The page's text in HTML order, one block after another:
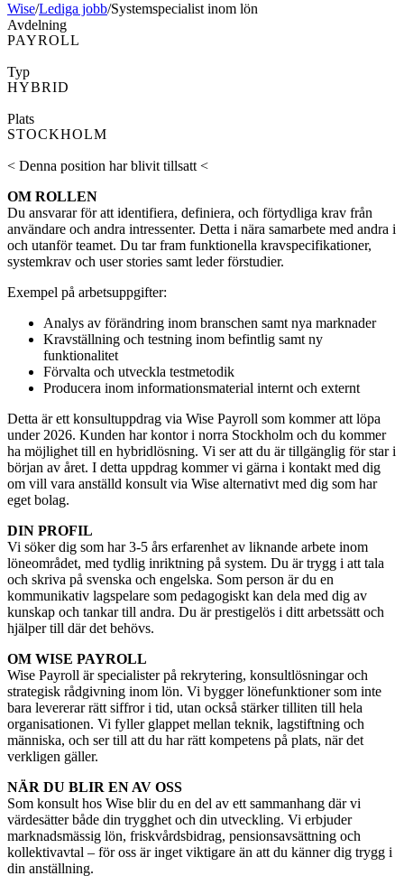
Wise/Lediga jobb/Systemspecialist inom lön
Avdelning
PAYROLL
Typ
HYBRID
Plats
STOCKHOLM
< Denna position har blivit tillsatt <
OM ROLLEN
Du ansvarar för att identifiera, definiera, och förtydliga krav från
användare och andra intressenter. Detta i nära samarbete med andra i
och utanför teamet. Du tar fram funktionella kravspecifikationer,
systemkrav och user stories samt leder förstudier.
Exempel på arbetsuppgifter:
Analys av förändring inom branschen samt nya marknader
Kravställning och testning inom befintlig samt ny
funktionalitet
Förvalta och utveckla testmetodik
Producera inom informationsmaterial internt och externt
Detta är ett konsultuppdrag via Wise Payroll som kommer att löpa
under 2026. Kunden har kontor i norra Stockholm och du kommer
ha möjlighet till en hybridlösning. Vi ser att du är tillgänglig för star i
början av året. I detta uppdrag kommer vi gärna i kontakt med dig
om vill vara anställd konsult via Wise alternativt med dig som har
eget bolag.
DIN PROFIL
Vi söker dig som har 3-5 års erfarenhet av liknande arbete inom
löneområdet, med tydlig inriktning på system. Du är trygg i att tala
och skriva på svenska och engelska. Som person är du en
kommunikativ lagspelare som pedagogiskt kan dela med dig av
kunskap och tankar till andra. Du är prestigelös i ditt arbetssätt och
hjälper till där det behövs.
OM WISE PAYROLL
Wise Payroll är specialister på rekrytering, konsultlösningar och
strategisk rådgivning inom lön. Vi bygger lönefunktioner som inte
bara levererar rätt siffror i tid, utan också stärker tilliten till hela
organisationen. Vi fyller glappet mellan teknik, lagstiftning och
människa, och ser till att du har rätt kompetens på plats, när det
verkligen gäller.
NÄR DU BLIR EN AV OSS
Som konsult hos Wise blir du en del av ett sammanhang där vi
värdesätter både din trygghet och din utveckling. Vi erbjuder
marknadsmässig lön, friskvårdsbidrag, pensionsavsättning och
kollektivavtal – för oss är inget viktigare än att du känner dig trygg i
din anställning.